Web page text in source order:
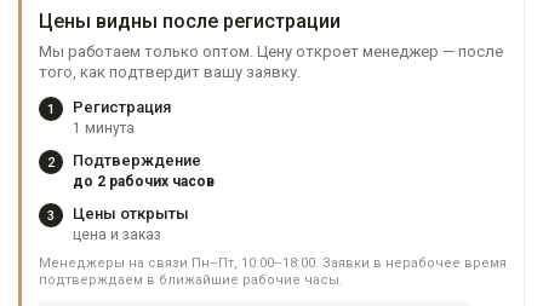
Цены видны после регистрации
Мы работаем только оптом. Цену откроет менеджер — после
того, как подтвердит вашу заявку.
1 Регистрация
1 минута
2 Подтверждение
до 2 рабочих часов
3 Цены открыты
цена и заказ
Менеджеры на связи Пн–Пт, 10:00–18:00. Заявки в нерабочее время
подтверждаем в ближайшие рабочие часы.